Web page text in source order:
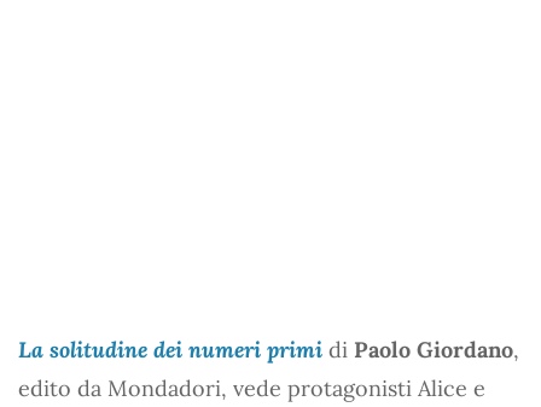
La solitudine dei numeri primi di Paolo Giordano,
edito da Mondadori, vede protagonisti Alice e